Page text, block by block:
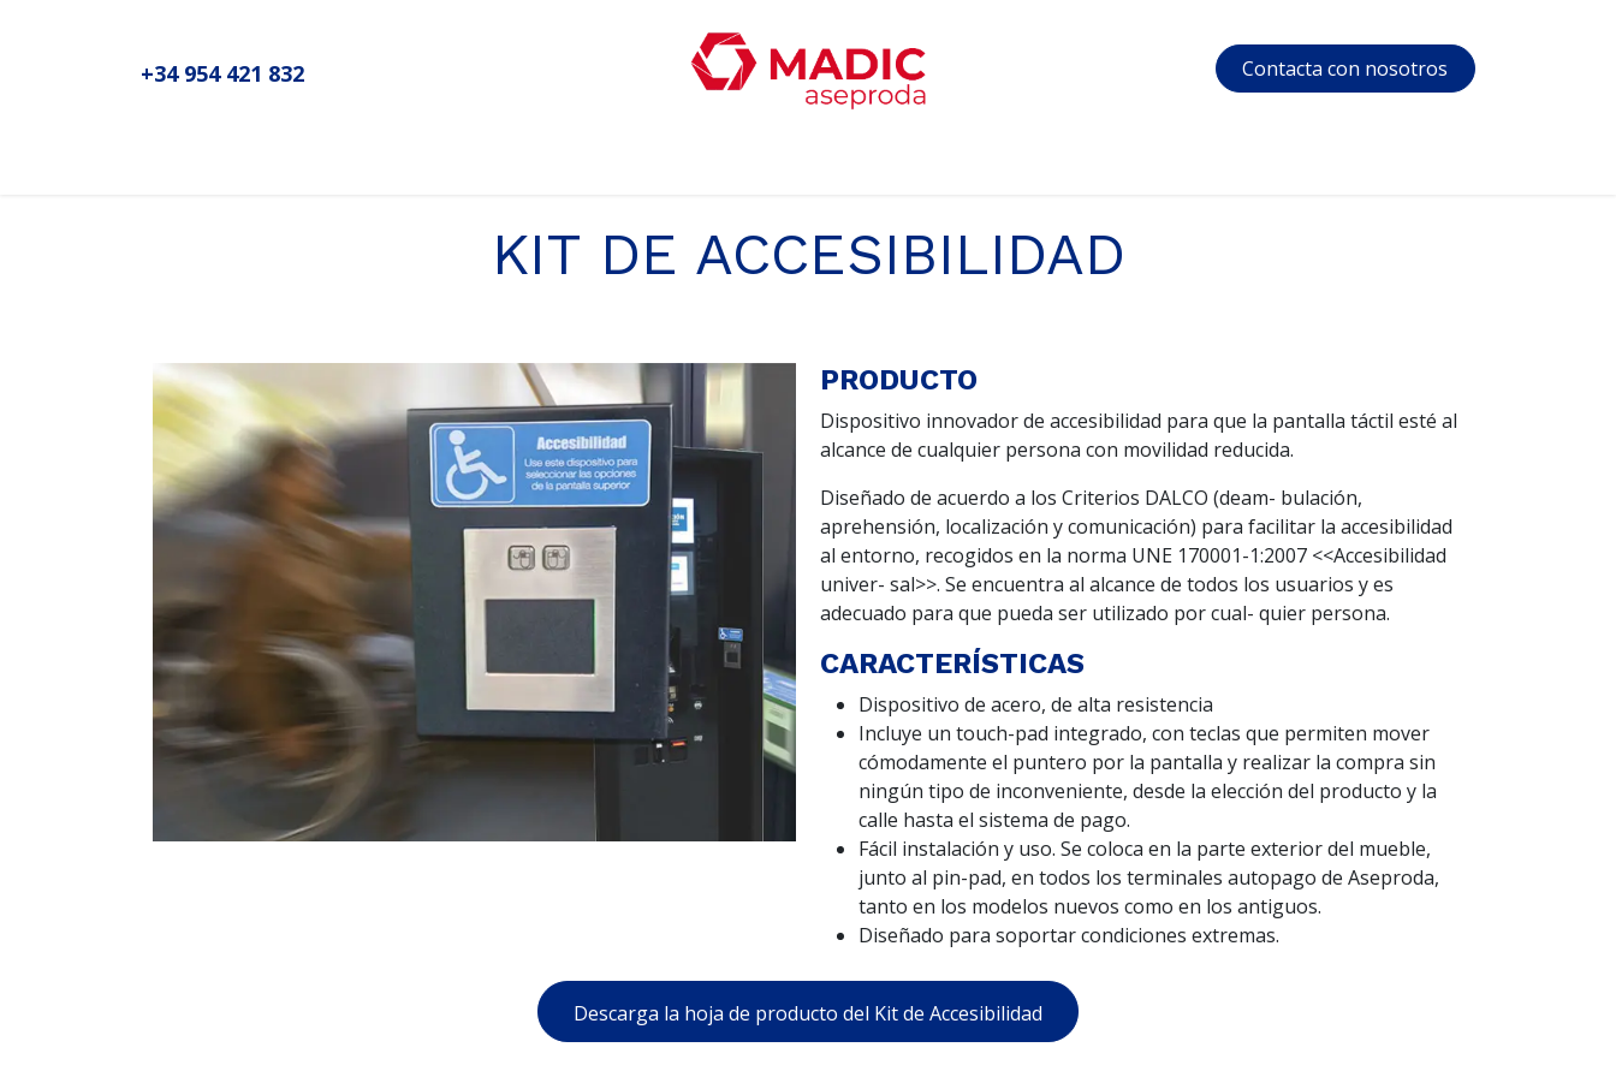
+34 954 421 832 Contacta con nosotros
KIT DE ACCESIBILIDAD
PRODUCTO
Dispositivo innovador de accesibilidad para que la pantalla táctil esté al
alcance de cualquier persona con movilidad reducida.
Diseñado de acuerdo a los Criterios DALCO (deam- bulación,
aprehensión, localización y comunicación) para facilitar la accesibilidad
al entorno, recogidos en la norma UNE 170001-1:2007 <<Accesibilidad
univer- sal>>. Se encuentra al alcance de todos los usuarios y es
adecuado para que pueda ser utilizado por cual- quier persona.
CARACTERÍSTICAS
Dispositivo de acero, de alta resistencia
Incluye un touch-pad integrado, con teclas que permiten mover
cómodamente el puntero por la pantalla y realizar la compra sin
ningún tipo de inconveniente, desde la elección del producto y la
calle hasta el sistema de pago.
Fácil instalación y uso. Se coloca en la parte exterior del mueble,
junto al pin-pad, en todos los terminales autopago de Aseproda,
tanto en los modelos nuevos como en los antiguos.
Diseñado para soportar condiciones extremas.
Descarga la hoja de producto del Kit de Accesibilidad